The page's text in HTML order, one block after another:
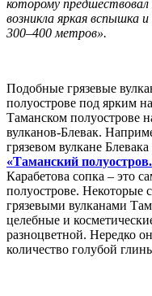
которому предшествовал
возникла яркая вспышка
300–400 метров».
Подобные грязевые
полуострове под ярким
Таманском полуострове
вулканов-Блевак.
грязевом вулкане
«Таманский
Карабетова сопка – это
полуострове. Некоторые
грязевыми вулканами
целебные и
разноцветной. Нередко
количество голубой